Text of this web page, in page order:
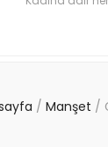
/ Manşet /